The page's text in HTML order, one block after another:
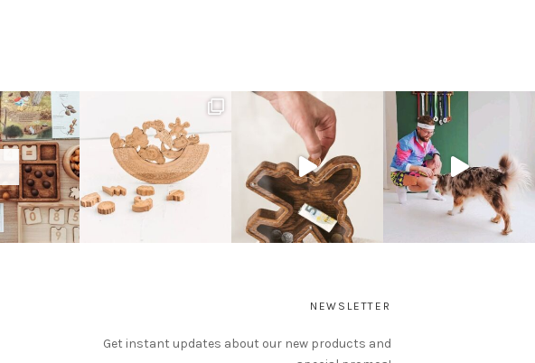
NEWSLETTER
Get instant updates about our new products and